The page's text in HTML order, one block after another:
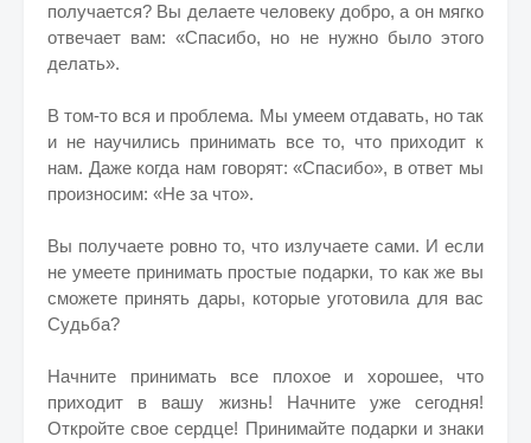
получается? Вы делаете человеку добро, а он мягко
отвечает вам: «Спасибо, но не нужно было этого
делать».
В том-то вся и проблема. Мы умеем отдавать, но так
и не научились принимать все то, что приходит к
нам. Даже когда нам говорят: «Спасибо», в ответ мы
произносим: «Не за что».
Вы получаете ровно то, что излучаете сами. И если
не умеете принимать простые подарки, то как же вы
сможете принять дары, которые уготовила для вас
Судьба?
Начните принимать все плохое и хорошее, что
приходит в вашу жизнь! Начните уже сегодня!
Откройте свое сердце! Принимайте подарки и знаки